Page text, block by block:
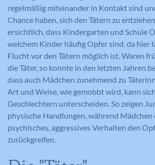
regelmäßig miteinander in Kontakt sind
Chance haben, sich den Tätern zu
ersichtlich, dass Kindergarten und Schule
welchem Kinder häufig Opfer sind, da hier
Flucht vor den Tätern möglich ist. Waren
die Täter, so konnte in den letzten Jahren
dass auch Mädchen zunehmend zu
Art und Weise, wie gemobbt wird, kann
Geschlechtern unterscheiden. So zeigen
physische Handlungen, während Mädchen
psychisches, aggressives Verhalten den
zurückgreifen.